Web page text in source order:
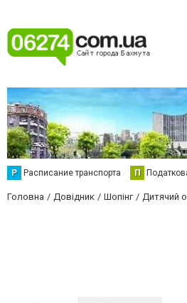
Р Расписание транспорта П
Головна Довідник Шопінг Дитячий